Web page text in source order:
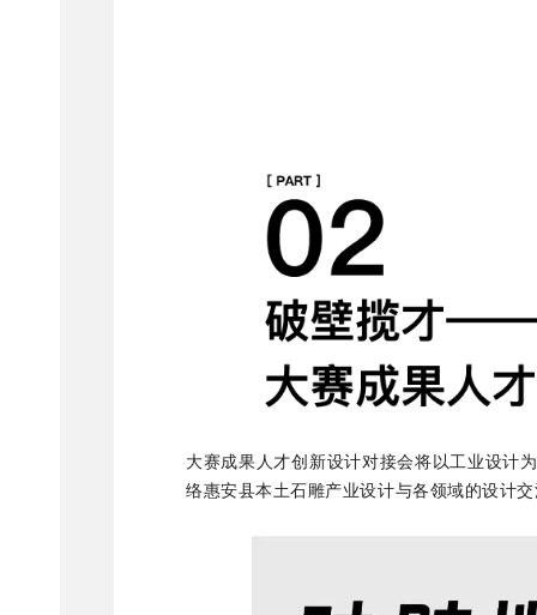
大赛成果人才创新设计对接会将以工业设计
络惠安县本土石雕产业设计与各领域的设计